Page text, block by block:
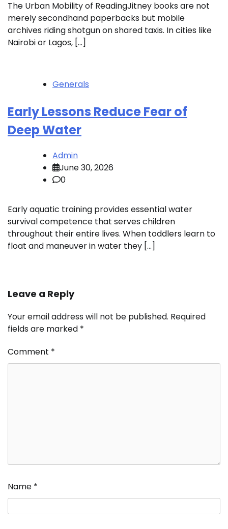
The Urban Mobility of ReadingJitney books are not
merely secondhand paperbacks but mobile
archives riding shotgun on shared taxis. In cities like
Nairobi or Lagos, […]
Generals
Early Lessons Reduce Fear of
Deep Water
Admin
June 30, 2026
0
Early aquatic training provides essential water
survival competence that serves children
throughout their entire lives. When toddlers learn to
float and maneuver in water they […]
Leave a Reply
Your email address will not be published. Required
fields are marked *
Comment *
Name *